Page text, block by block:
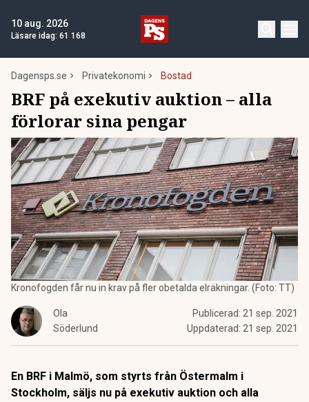
10 aug. 2026
Läsare idag: 61 168
Dagensps.se Privatekonomi Bostad
BRF på exekutiv auktion – alla
förlorar sina pengar
Kronofogden får nu in krav på fler obetalda elräkningar. (Foto: TT)
Ola
Söderlund
Publicerad: 21 sep. 2021
Uppdaterad: 21 sep. 2021
En BRF i Malmö, som styrts från Östermalm i
Stockholm, säljs nu på exekutiv auktion och alla